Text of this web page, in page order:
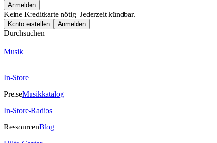
Anmelden
Keine Kreditkarte nötig. Jederzeit kündbar.
Konto erstellen Anmelden
Durchsuchen
Musik
In-Store
PreiseMusikkatalog
In-Store-Radios
RessourcenBlog